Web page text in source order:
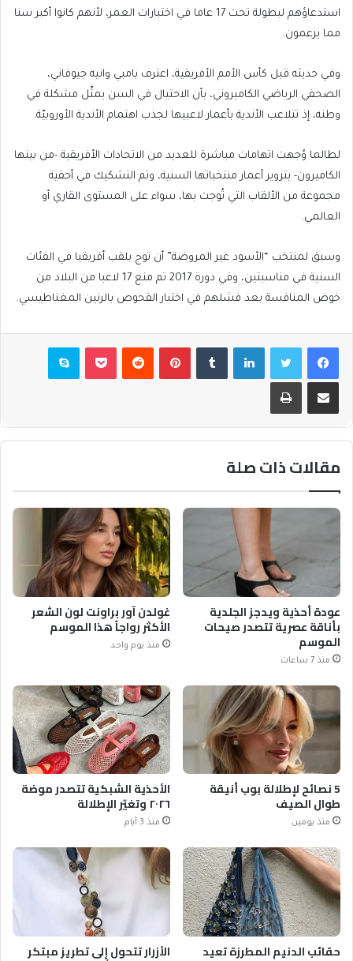
استدعاؤهم لبطولة تحت 17 عاما في اختبارات العمر، لأنهم كانوا أكبر سنا
مما يزعمون.
وفي حديثه قبل كأس الأمم الأفريقية، اعترف بامبي وانيه جيوفاني،
الصحفي الرياضي الكاميروني، بأن الاحتيال في السن يمثّل مشكلة في
وطنه، إذ تتلاعب الأندية بأعمار لاعبيها لجذب اهتمام الأندية الأوروبيّة.
لطالما وُجهت اتهامات مباشرة للعديد من الاتحادات الأفريقية -من بينها
الكاميرون- بتزوير أعمار منتخباتها السنية، وتم التشكيك في أحقية
مجموعة من الألقاب التي تُوجت بها، سواء على المستوى القاري أو
العالمي.
وسبق لمنتخب “الأسود غير المروضة” أن توج بلقب أفريقيا في الفئات
السنية في مناسبتين، وفي دورة 2017 تم منع 17 لاعبا من البلاد من
خوض المنافسة بعد فشلهم في اختبار الفحوص بالرنين المغناطيسي.
فيسبوكتويتر لينكدإن بينتيريست بوكيت سكايب
مشاركة عبر البريد طباعة
مقالات ذات صلة
عودة أحذية ويدجز الجلدية
بأناقة عصرية تتصدر صيحات
الموسم
منذ 7 ساعات
غولدن آور براونت لون الشعر
الأكثر رواجاً هذا الموسم
منذ يوم واحد
5 نصائح لإطلالة بوب أنيقة
طوال الصيف
منذ يومين
الأحذية الشبكية تتصدر موضة
٢٠٢٦ وتغيّر الإطلالة
منذ 3 أيام
حقائب الدنيم المطرزة تعيد الأزرار تتحول إلى تطريز مبتكر